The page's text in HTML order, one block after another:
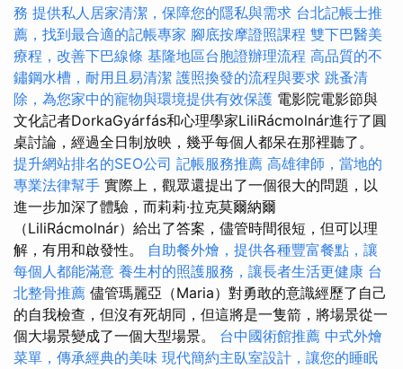
務 提供私人居家清潔，保障您的隱私與需求 台北記帳士推
薦，找到最合適的記帳專家 腳底按摩證照課程 雙下巴醫美
療程，改善下巴線條 基隆地區台胞證辦理流程 高品質的不
鏽鋼水槽，耐用且易清潔 護照換發的流程與要求 跳蚤清
除，為您家中的寵物與環境提供有效保護 電影院電影節與
文化記者DorkaGyárfás和心理學家LiliRácmolnár進行了圓
桌討論，經過全日制放映，幾乎每個人都呆在那裡聽了。
提升網站排名的SEO公司 記帳服務推薦 高雄律師，當地的
專業法律幫手 實際上，觀眾還提出了一個很大的問題，以
進一步加深了體驗，而莉莉·拉克莫爾納爾
（LiliRácmolnár）給出了答案，儘管時間很短，但可以理
解，有用和啟發性。 自助餐外燴，提供各種豐富餐點，讓
每個人都能滿意 養生村的照護服務，讓長者生活更健康 台
北整骨推薦 儘管瑪麗亞（Maria）對勇敢的意識經歷了自己
的自我檢查，但沒有死胡同，但這將是一隻箭，將場景從一
個大場景變成了一個大型場景。 台中國術館推薦 中式外燴
菜單，傳承經典的美味 現代簡約主臥室設計，讓您的睡眠